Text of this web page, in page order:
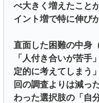
べ大きく増えたこと
イント増で特に伸び
直面した困難の中身
「人付き合いが苦手
定的に考えてしまう
回の調査よりは減っ
わった選択肢の「自